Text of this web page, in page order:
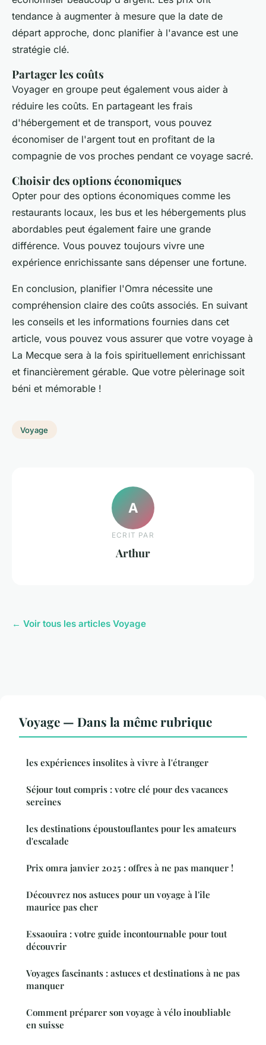
tendance à augmenter à mesure que la date de
départ approche, donc planifier à l'avance est une
stratégie clé.
Partager les coûts
Voyager en groupe peut également vous aider à
réduire les coûts. En partageant les frais
d'hébergement et de transport, vous pouvez
économiser de l'argent tout en profitant de la
compagnie de vos proches pendant ce voyage sacré.
Choisir des options économiques
Opter pour des options économiques comme les
restaurants locaux, les bus et les hébergements plus
abordables peut également faire une grande
différence. Vous pouvez toujours vivre une
expérience enrichissante sans dépenser une fortune.
En conclusion, planifier l'Omra nécessite une
compréhension claire des coûts associés. En suivant
les conseils et les informations fournies dans cet
article, vous pouvez vous assurer que votre voyage à
La Mecque sera à la fois spirituellement enrichissant
et financièrement gérable. Que votre pèlerinage soit
béni et mémorable !
Voyage
A
ECRIT PAR
Arthur
← Voir tous les articles Voyage
Voyage — Dans la même rubrique
les expériences insolites à vivre à l'étranger
Séjour tout compris : votre clé pour des vacances
sereines
les destinations époustouflantes pour les amateurs
d'escalade
Prix omra janvier 2025 : offres à ne pas manquer !
Découvrez nos astuces pour un voyage à l'île
maurice pas cher
Essaouira : votre guide incontournable pour tout
découvrir
Voyages fascinants : astuces et destinations à ne pas
manquer
Comment préparer son voyage à vélo inoubliable
en suisse